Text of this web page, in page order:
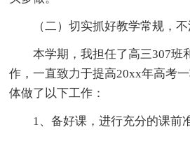
（二）切实抓好教学常规，
本学期，我担任了高三307班
作，一直致力于提高20xx年高考
体做了以下工作：
1、备好课，进行充分的课前